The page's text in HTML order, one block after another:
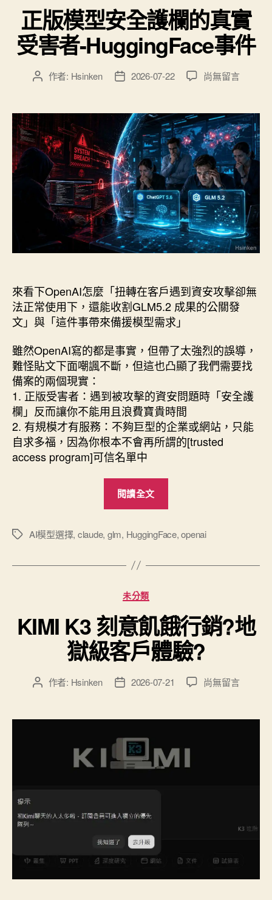
事
項
與
源
名、
資
本
額、
營
業
項
目、
商
帳）”
正版模型安全護欄的真實
受害者-HuggingFace事件
文
者
作者: Hsinken
文
佈
日
期
2026-07-22
在
模
型
安
全
護
欄
的
真
實
受
害
事
件〉
中
尚無留言
來看下OpenAI怎麼「扭轉在客戶遇到資安攻擊卻無
法正常使用下，還能收割GLM5.2 成果的公關發
文」與「這件事帶來備援模型需求」
雖然OpenAI寫的都是事實，但帶了太強烈的誤導，
難怪貼文下面嘲諷不斷，但這也凸顯了我們需要找
備案的兩個現實：
1. 正版受害者：遇到被攻擊的資安問題時「安全護
欄」反而讓你不能用且浪費寶貴時間
2. 有規模才有服務：不夠巨型的企業或網站，只能
自求多福，因為你根本不會再所謂的[trusted
access⁠ program]可信名單中
閱讀全文
型
全
的
真
實
受
害
HuggingFace
件”
標
AI模型選擇, claude, glm, HuggingFace,openai
分
類
未分類
KIMI K3 刻意飢餓行銷?地
獄級客戶體驗?
文
者
作者: Hsinken
文
佈
日
2026-07-21
在
刻
驗?〉
尚無留言